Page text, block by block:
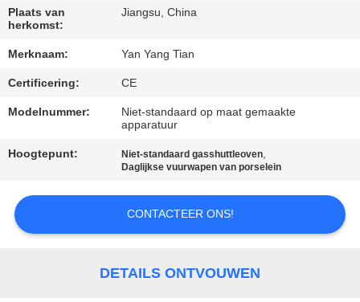
NIEUWS
GEVALLEN
EEN
OFFERTE
SITEMAP
Plaats van
herkomst:
Jiangsu, China
Merknaam: Yan Yang Tian
Certificering: CE
Modelnummer:
Niet-standaard op maat gemaakte
apparatuur
Hoogtepunt: Niet-standaard gasshuttleoven,
Daglijkse vuurwapen van porselein
CONTACTEER ONS!
DETAILS ONTVOUWEN